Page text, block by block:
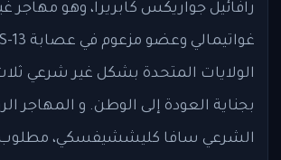
رافائيل جواريكس كابريرا، وهو مهاجر
الولايات المتحدة بشكل غير شرعي
بجناية العودة إلى الوطن. و المهاجر
الشرعي سافا كليششيفسكي،